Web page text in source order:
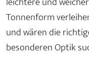
Tonnenform
und wären die
besonderen Optik